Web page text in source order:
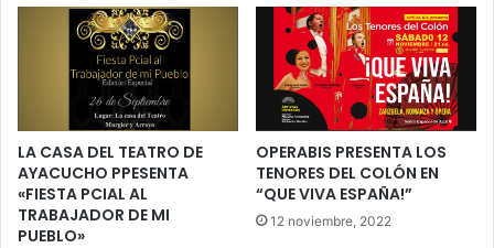
LA CASA DEL TEATRO DE
AYACUCHO PPESENTA
«FIESTA PCIAL AL
TRABAJADOR DE MI
PUEBLO»
OPERABIS PRESENTA LOS
TENORES DEL COLÓN EN
“QUE VIVA ESPAÑA!”
12 noviembre, 2022